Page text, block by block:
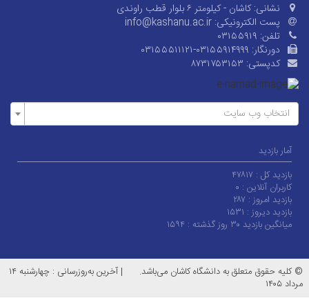
نشانی: کاشان - کیلومتر ۶ بلوار قطب راوندی
پست الکترونیکی: info@kashanu.ac.ir
تلفن: ۰۳۱۵۵۹۱۹
دورنگار: ۰۳۱۵۵۵۱۱۱۲۱-۰۳۱۵۵۹۱۴۹۹۹
کدپستی: ۸۷۳۱۷۵۳۱۵۳
انتخاب وب سایت
آمار بازدید
بازدید کل : ۴۷۸۱۷
کاربران آنلاین : ۰
بازدید امروز : ۲۸۷
بازدید دیروز : ۱۵۳۱
میانگین بازدید ۳۰ روز گذشته :
۱۵۹۴
© کلیه حقوق متعلق به دانشگاه کاشان می‌باشد. |
آخرین به‌روزرسانی : چهارشنبه ۱۴
مرداد ۱۴۰۵